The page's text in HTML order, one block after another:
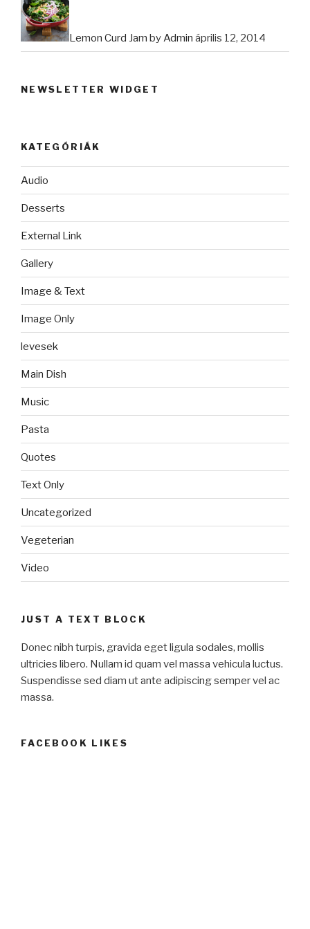
Lemon Curd Jam byAdmin április 12, 2014
NEWSLETTER WIDGET
KATEGÓRIÁK
Audio
Desserts
External Link
Gallery
Image & Text
Image Only
levesek
Main Dish
Music
Pasta
Quotes
Text Only
Uncategorized
Vegeterian
Video
JUST A TEXT BLOCK
Donec nibh turpis, gravida eget ligula sodales, mollis
ultricies libero. Nullam id quam vel massa vehicula luctus.
Suspendisse sed diam ut ante adipiscing semper vel ac
massa.
FACEBOOK LIKES